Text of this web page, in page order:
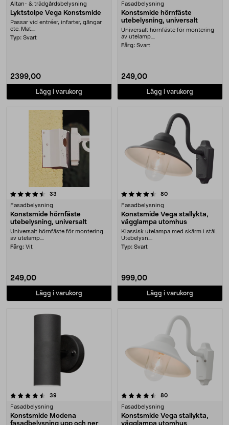
Altan- & trädgårdsbelysning
Lyktstolpe Vega Konstsmide
Passar vid entréer, infarter, gångar
etc. Mat....
Typ: Svart
2399,00
Lägg i varukorg
Fasadbelysning
Konstsmide hörnfäste
utebelysning, universalt
Universalt hörnfäste för montering
av utelamp....
Färg: Svart
249,00
Lägg i varukorg
33
Fasadbelysning
Konstsmide hörnfäste
utebelysning, universalt
Universalt hörnfäste för montering
av utelamp....
Färg: Vit
249,00
Lägg i varukorg
4.5 av 5 stjärnor 80recensioner
Fasadbelysning
Konstsmide Vega stallykta,
vägglampa utomhus
Klassisk utelampa med skärm i stål.
Utebelysn....
Typ: Svart
999,00
Lägg i varukorg
39
Fasadbelysning
Konstsmide Modena
fasadbelysning upp och ner
4.5 av 5 stjärnor 80recensioner
Fasadbelysning
Konstsmide Vega stallykta,
vägglampa utomhus